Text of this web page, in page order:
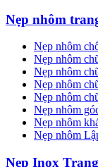
Nẹp nhôm
Nẹp nhôm
Nẹp nhôm
Nẹp nhôm
Nẹp nhôm
Nẹp nhôm
Nẹp nhôm
Nẹp nhôm
Nẹp nhôm
Nẹp Inox